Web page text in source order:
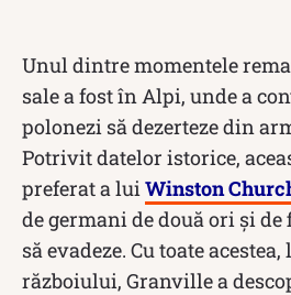
Unul dintre momentele
sale a fost în Alpi, unde a
polonezi să dezerteze din
Potrivit datelor istorice,
preferat a lui Winston
de germani de două ori și
să evadeze. Cu toate
războiului, Granville a